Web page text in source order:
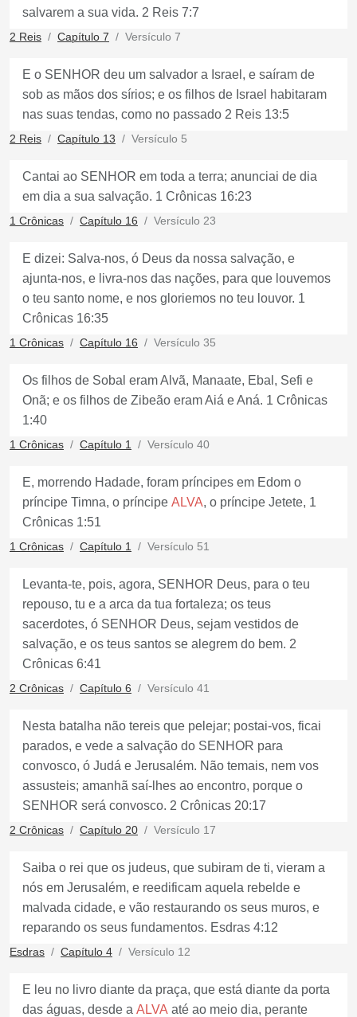
salvarem a sua vida. 2 Reis 7:7
2 Reis Capítulo 7 Versículo 7
E o SENHOR deu um salvador a Israel, e saíram de
sob as mãos dos sírios; e os filhos de Israel habitaram
nas suas tendas, como no passado 2 Reis 13:5
2 Reis Capítulo 13 Versículo 5
Cantai ao SENHOR em toda a terra; anunciai de dia
em dia a sua salvação. 1 Crônicas 16:23
1 Crônicas Capítulo 16 Versículo 23
E dizei: Salva-nos, ó Deus da nossa salvação, e
ajunta-nos, e livra-nos das nações, para que louvemos
o teu santo nome, e nos gloriemos no teu louvor. 1
Crônicas 16:35
1 Crônicas Capítulo 16 Versículo 35
Os filhos de Sobal eram Alvã, Manaate, Ebal, Sefi e
Onã; e os filhos de Zibeão eram Aiá e Aná. 1 Crônicas
1:40
1 Crônicas Capítulo 1 Versículo 40
E, morrendo Hadade, foram príncipes em Edom o
príncipe Timna, o príncipe ALVA, o príncipe Jetete, 1
Crônicas 1:51
1 Crônicas Capítulo 1 Versículo 51
Levanta-te, pois, agora, SENHOR Deus, para o teu
repouso, tu e a arca da tua fortaleza; os teus
sacerdotes, ó SENHOR Deus, sejam vestidos de
salvação, e os teus santos se alegrem do bem. 2
Crônicas 6:41
2 Crônicas Capítulo 6 Versículo 41
Nesta batalha não tereis que pelejar; postai-vos, ficai
parados, e vede a salvação do SENHOR para
convosco, ó Judá e Jerusalém. Não temais, nem vos
assusteis; amanhã saí-lhes ao encontro, porque o
SENHOR será convosco. 2 Crônicas 20:17
2 Crônicas Capítulo 20 Versículo 17
Saiba o rei que os judeus, que subiram de ti, vieram a
nós em Jerusalém, e reedificam aquela rebelde e
malvada cidade, e vão restaurando os seus muros, e
reparando os seus fundamentos. Esdras 4:12
Esdras Capítulo 4 Versículo 12
E leu no livro diante da praça, que está diante da porta
das águas, desde a ALVA até ao meio dia, perante